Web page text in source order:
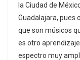
la Ciudad de
Guadalajara, pues
que son músicos
es otro
espectro muy